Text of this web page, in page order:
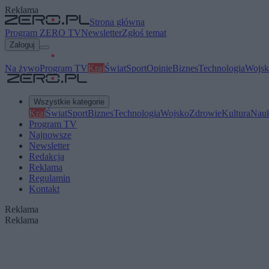
Reklama
Strona główna
Program ZERO TVNewsletterZgłoś temat
Zaloguj
Na żywoProgram TVKrajŚwiatSportOpinieBiznesTechnologia
Wszystkie kategorie
KrajŚwiatSportBiznesTechnologiaWojskoZdrowieKultura
Program TV
Najnowsze
Newsletter
Redakcja
Reklama
Regulamin
Kontakt
Reklama
Reklama